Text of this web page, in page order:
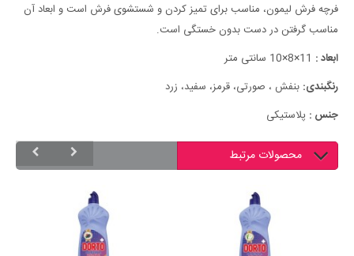
فرچه فرش لیمون، مناسب برای تمیز کردن و شستشوی فرش است و ابعاد آن
مناسب گرفتن در دست بدون خستگی است.
ابعاد :
رنگبندی: بنفش ، صورتی، قرمز، سفید، زرد
جنس : پلاستیکی
محصولات مرتبط